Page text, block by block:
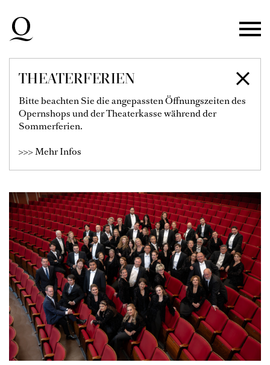
Zur Hauptnavigation springen
Zum Hauptinhalt springen
Zum Footer springen
THEATERFERIEN
Bitte beachten Sie die angepassten Öffnungszeiten des
Opernshops und der Theaterkasse während der
Sommerferien.
>>> Mehr Infos
CHOR DER
DEUTSCHEN OPER
AM RHEIN